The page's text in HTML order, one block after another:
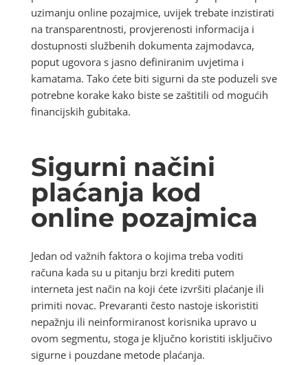
uzimanju online pozajmice, uvijek trebate inzistirati
na transparentnosti, provjerenosti informacija i
dostupnosti službenih dokumenta zajmodavca,
poput ugovora s jasno definiranim uvjetima i
kamatama. Tako ćete biti sigurni da ste poduzeli sve
potrebne korake kako biste se zaštitili od mogućih
financijskih gubitaka.
Sigurni načini
plaćanja kod
online pozajmica
Jedan od važnih faktora o kojima treba voditi
računa kada su u pitanju brzi krediti putem
interneta jest način na koji ćete izvršiti plaćanje ili
primiti novac. Prevaranti često nastoje iskoristiti
nepažnju ili neinformiranost korisnika upravo u
ovom segmentu, stoga je ključno koristiti isključivo
sigurne i pouzdane metode plaćanja.